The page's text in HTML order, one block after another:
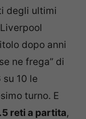
degli ultimi
dopo anni
ne frega” di
10 le
turno. E
reti a partita,